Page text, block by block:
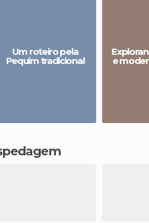
Um roteiro pela
Pequim tradicional e